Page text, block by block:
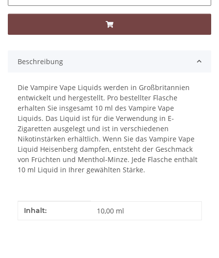
Beschreibung
Die Vampire Vape Liquids werden in Großbritannien
entwickelt und hergestellt. Pro bestellter Flasche
erhalten Sie insgesamt 10 ml des Vampire Vape
Liquids. Das Liquid ist für die Verwendung in E-
Zigaretten ausgelegt und ist in verschiedenen
Nikotinstärken erhältlich. Wenn Sie das Vampire Vape
Liquid Heisenberg dampfen, entsteht der Geschmack
von Früchten und Menthol-Minze. Jede Flasche enthält
10 ml Liquid in Ihrer gewählten Stärke.
Produkteigenschaft
Wert
Inhalt: 10,00 ml